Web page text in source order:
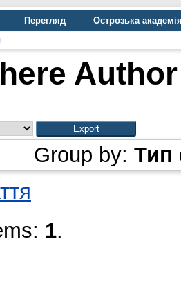
Перегляд
Острозька
Group by: Тип
1.